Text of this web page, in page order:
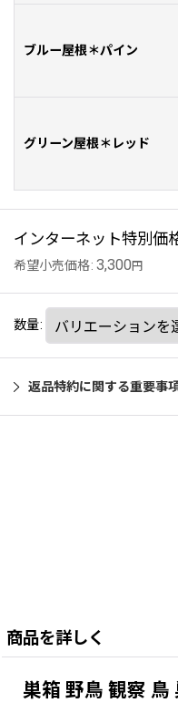
ブルー屋根＊パイン
グリーン屋根＊レッド
インターネット特別価
希望小売価格: 3,300 円
数量:
返品特約に関する重要事
商品を詳しく
巣箱 野鳥 観察 鳥